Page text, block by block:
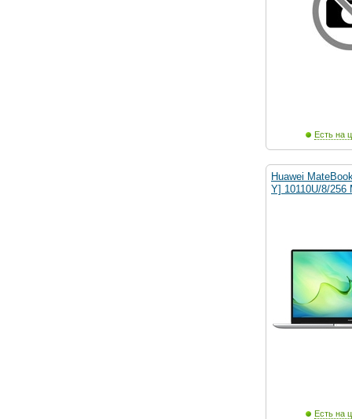
Есть на
Huawei
Y] 10110U/8/256
Есть на